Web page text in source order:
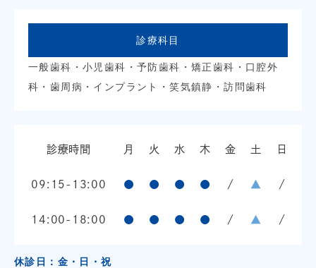
診療科目
一般歯科・小児歯科・予防歯科・矯正歯科・口腔外
科・歯周病・インプラント・笑気鎮静・訪問歯科
診療時間 月 火 水 木 金 土 日
09:15-13:00 ● ● ● ● / ▲ /
14:00-18:00 ● ● ● ● / ▲ /
休診日：金・日・祝